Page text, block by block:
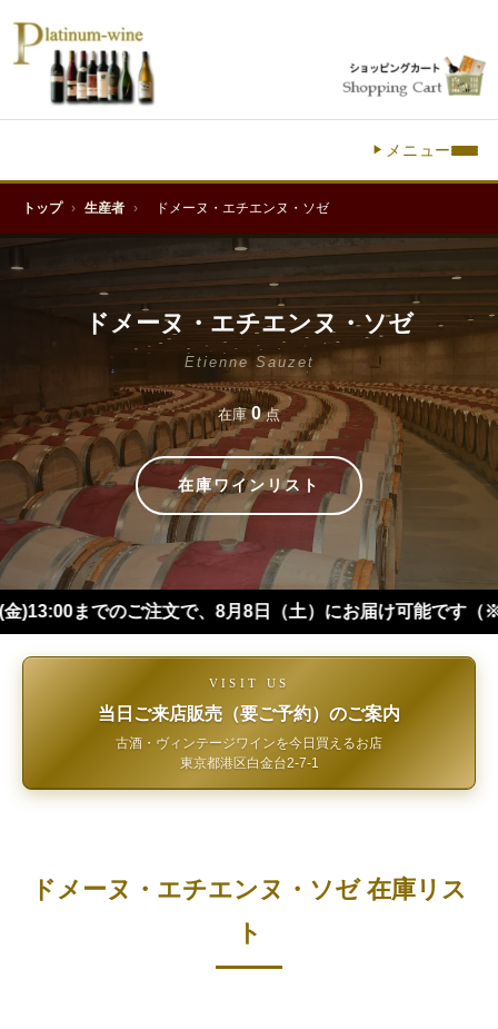
メニュー
トップ › 生産者 › ドメーヌ・エチエンヌ・ソゼ
ドメーヌ・エチエンヌ・ソゼ
Etienne Sauzet
在庫0点
在庫ワインリスト
文で、8月8日（土）にお届け可能です（※四国・中国
VISIT US
当日ご来店販売（要ご予約）のご案内
古酒・ヴィンテージワインを今日買えるお店
東京都港区白金台2-7-1
ドメーヌ・エチエンヌ・ソゼ 在庫リス
ト